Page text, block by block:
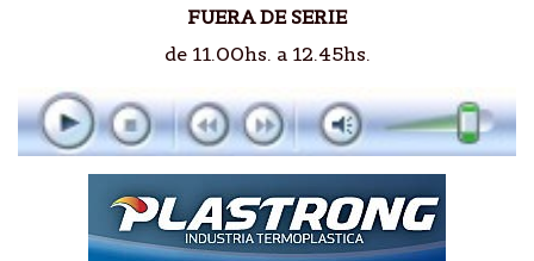
FUERA DE SERIE
de 11.00hs. a 12.45hs.